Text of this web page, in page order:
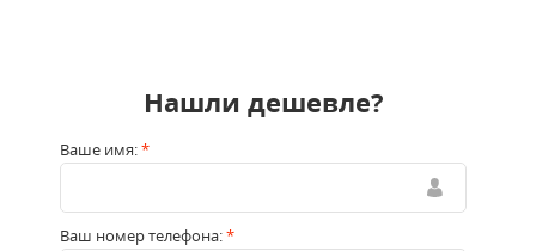
Нашли дешевле?
Ваше имя:*
Ваш номер телефона:*